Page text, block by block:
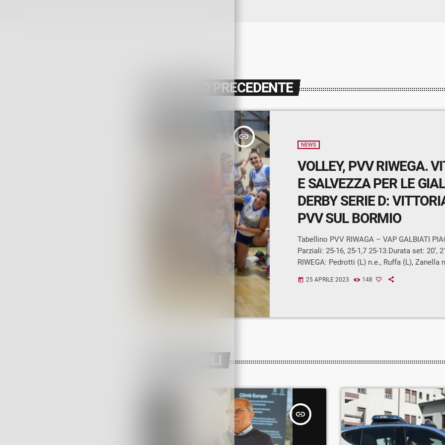
ARTICOLO PRECEDENTE
insert_link
NEWS
VOLLEY, PVV RIWEGA.
E SALVEZZA PER LE
DERBY SERIE D:
PVV SUL BORMIO
Tabellino PVV RIWAGA – VAP GALBIATI
Parziali: 25-16, 25-1,7 25-13.Durata set: 20’,
RIWEGA: Pedrotti (L) n.e., Ruffa (L), Zanella
n.e., Bianchini 14, Minarelli 7, Pizzocaro n.e.,
(L), Del Core 10, Borri, Dodi, Mozzi, Bergonzi
today 25 APRILE 2023 148
POST SIMILI
insert_link